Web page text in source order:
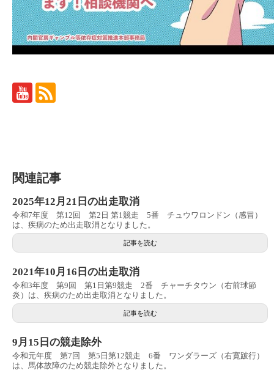
関連記事
2025年12月21日の出走取消
令和7年度 第12回 第2日 第1競走 5番 チュウワロンドン（感冒）
は、疾病のため出走取消となりました。
記事を読む
2021年10月16日の出走取消
令和3年度 第9回 第1日第9競走 2番 チャーチタウン（右前球節
炎）は、疾病のため出走取消となりました。
記事を読む
9月15日の競走除外
令和元年度 第7回 第5日第12競走 6番 ワンダラーズ（右寛跛行）
は、馬体故障のため競走除外となりました。